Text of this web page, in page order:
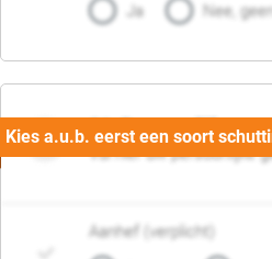
Ja Nee,
06. Persoonlijke
Vul hier uw persoonlijke
Aanhef (verplicht)